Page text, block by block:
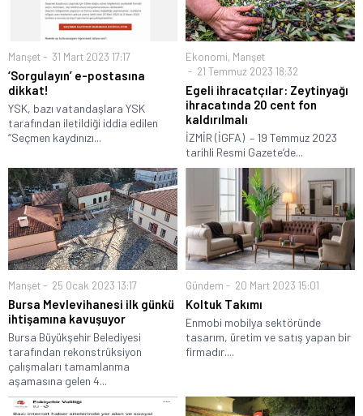
Manşet 31 Mart 2023 17:17
‘Sorgulayın’ e-postasına
dikkat!
YSK, bazı vatandaşlara YSK
tarafından iletildiği iddia edilen
“Seçmen kaydınızı...
Ekonomi, Manşet
21 Temmuz 2023 18:32
Egeli ihracatçılar: Zeytinyağı
ihracatında 20 cent fon
kaldırılmalı
İZMİR (İGFA) – 19 Temmuz 2023
tarihli Resmi Gazete’de...
Manşet 25 Ocak 2023 13:17
Bursa Mevlevihanesi ilk günkü
ihtişamına kavuşuyor
Bursa Büyükşehir Belediyesi
tarafından rekonstrüksiyon
çalışmaları tamamlanma
aşamasına gelen 4...
Gündem 20 Mart 2023 15:01
Koltuk Takımı
Enmobi mobilya sektöründe
tasarım, üretim ve satış yapan bir
firmadır....